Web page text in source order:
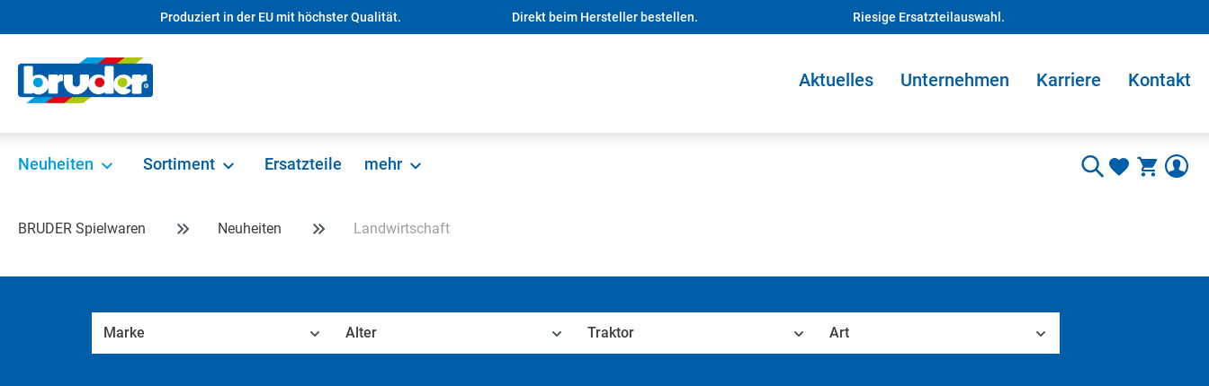
Zur Hauptnavigation springenProduziert in der EU mit höchster Qualität. Direkt beim Hersteller bestellen. Riesige Ersatzteilauswahl.
Aktuelles Unternehmen Karriere Kontakt
Neuheiten Sortiment Ersatzteile mehr
BRUDER Spielwaren Neuheiten Landwirtschaft
Marke Alter Traktor Art